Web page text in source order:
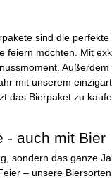
sind die
feiern möchten. Mit
mit unserem
das Bierpaket zu
- auch mit Bier
sondern das ganze
– unsere